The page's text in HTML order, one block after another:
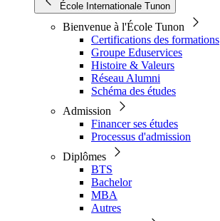
École Internationale Tunon
Bienvenue à l'École Tunon
Certifications des formations
Groupe Eduservices
Histoire & Valeurs
Réseau Alumni
Schéma des études
Admission
Financer ses études
Processus d'admission
Diplômes
BTS
Bachelor
MBA
Autres